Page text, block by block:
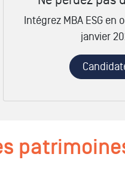
Intégrez MBA ESG en
janvier